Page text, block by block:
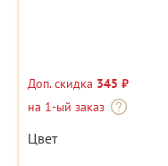
Доп. скидка 345 ₽
на 1-ый заказ
Цвет